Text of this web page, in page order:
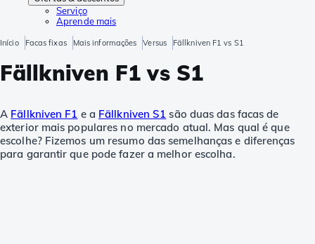
Serviço
Aprende mais
Início Facas fixas Mais informações Versus Fällkniven F1 vs S1
Fällkniven F1 vs S1
A Fällkniven F1 e a Fällkniven S1 são duas das facas de
exterior mais populares no mercado atual. Mas qual é que
escolhe? Fizemos um resumo das semelhanças e diferenças
para garantir que pode fazer a melhor escolha.